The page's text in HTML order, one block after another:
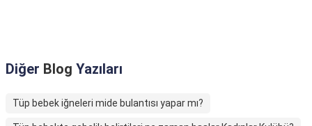
Diğer Blog Yazıları
Tüp bebek iğneleri mide bulantısı yapar mı?